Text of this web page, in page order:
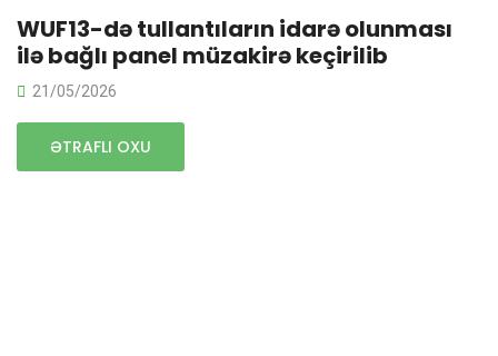
WUF13-də tullantıların idarə olunması
ilə bağlı panel müzakirə keçirilib
21/05/2026
ƏTRAFLI OXU